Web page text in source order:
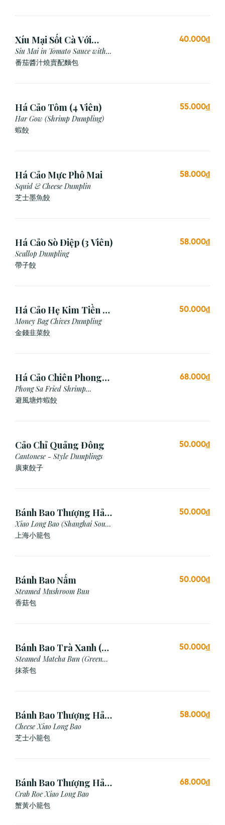
Xíu Mại Sốt Cà Với
Bánh Mì (1 Viên)
Siu Mai in Tomato Sauce with
Bread
番茄醬汁燒賣配麵包
40.000₫
Há Cảo Tôm (4 Viên)
Har Gow (Shrimp Dumpling)
蝦餃
55.000₫
Há Cảo Mực Phô Mai
Squid & Cheese Dumplin
芝⼠墨⿂餃
58.000₫
Há Cảo Sò Điệp (3 Viên)
Scallop Dumpling
帶子餃
58.000₫
Há Cảo Hẹ Kim Tiền (3
Viên)
Money Bag Chives Dumpling
金錢韭菜餃
50.000₫
Há Cảo Chiên Phong
Sa
Phong Sa Fried Shrimp
Dumpling (Garlic Breadcrumb)
避風塘炸蝦餃
68.000₫
Cảo Chỉ Quảng Đông
Cantonese - Style Dumplings
廣東餃⼦
50.000₫
Bánh Bao Thượng Hải
(3 Viên)
Xiao Long Bao (Shanghai Soup
Dumpling)
上海小籠包
50.000₫
Bánh Bao Nấm
Steamed Mushroom Bun
香菇包
50.000₫
Bánh Bao Trà Xanh (3
Cái)
Steamed Matcha Bun (Green
Tea Bun)
抹茶包
50.000₫
Bánh Bao Thượng Hải
Phô Mai (3 Viên)
Cheese Xiao Long Bao
芝士小籠包
58.000₫
Bánh Bao Thượng Hải
Gạch Cua (3 Viên)
Crab Roe Xiao Long Bao
蟹黃小籠包
68.000₫